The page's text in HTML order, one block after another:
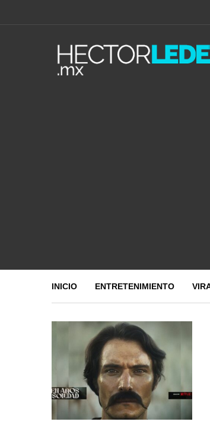
INICIO ENTRETENIMIENTO